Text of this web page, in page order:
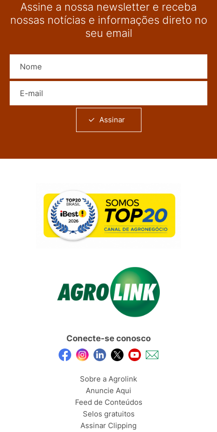
Assine a nossa newsletter e receba
nossas notícias e informações direto no
seu email
Assinar
Conecte-se conosco
Sobre a Agrolink
Anuncie Aqui
Feed de Conteúdos
Selos gratuitos
Assinar Clipping